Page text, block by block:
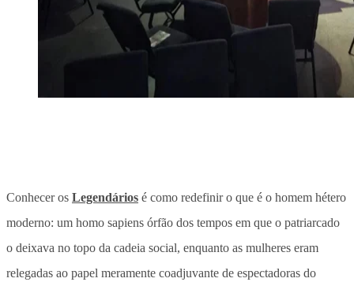
Conhecer os Legendários é como redefinir o que é o homem hétero
moderno: um homo sapiens órfão dos tempos em que o patriarcado
o deixava no topo da cadeia social, enquanto as mulheres eram
relegadas ao papel meramente coadjuvante de espectadoras do